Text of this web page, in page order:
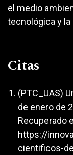
el medio
tecnológica y
Citas
(PTC_UAS)
de enero de
Recuperado
https://
cientificos-